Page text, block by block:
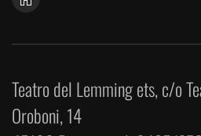
Teatro del Lemming ets, c/o
Oroboni, 14